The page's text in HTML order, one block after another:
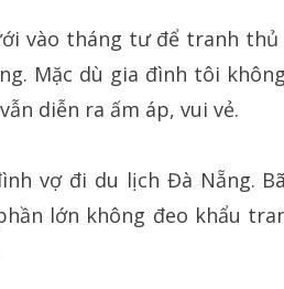
vào tháng tư để tranh
Mặc dù gia đình tôi
diễn ra ấm áp, vui vẻ.
vợ đi du lịch Đà Nẵng.
lớn không đeo khẩu